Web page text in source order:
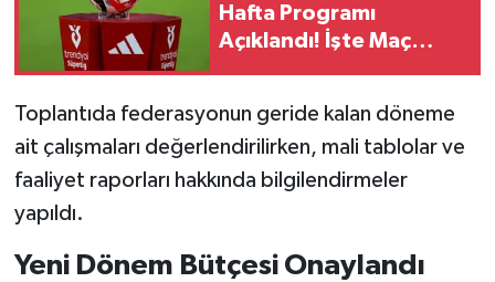
Hafta Programı
Açıklandı! İşte Maç
Toplantıda federasyonun geride kalan döneme
ait çalışmaları değerlendirilirken, mali tablolar ve
faaliyet raporları hakkında bilgilendirmeler
yapıldı.
Yeni Dönem Bütçesi Onaylandı